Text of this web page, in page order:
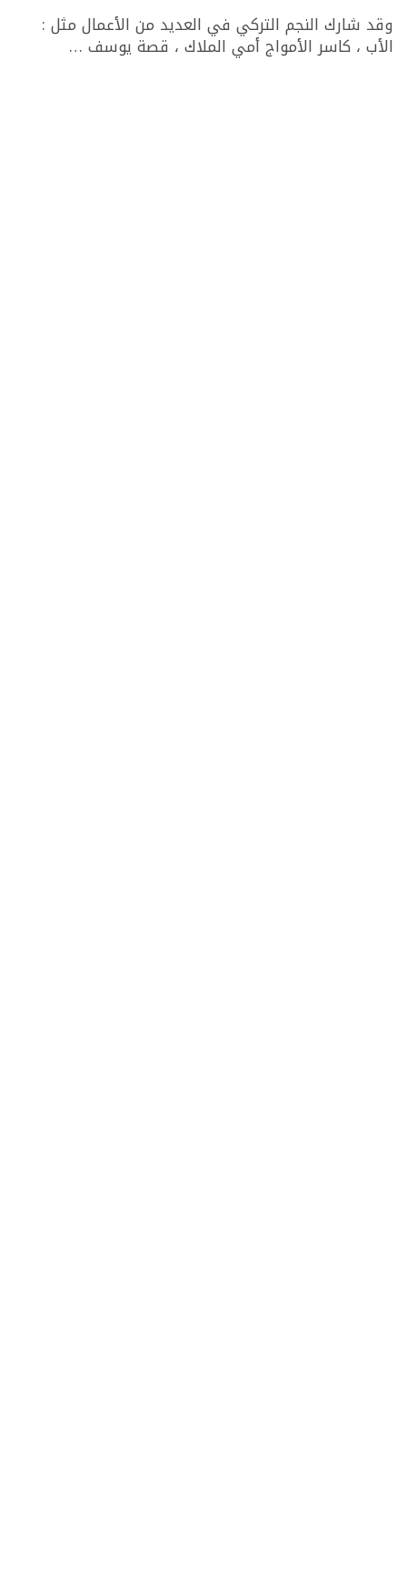
وقد شارك النجم التركي في العديد من الأعمال مثل :
الأب ، كاسر الأمواج أمي الملاك ، قصة يوسف …